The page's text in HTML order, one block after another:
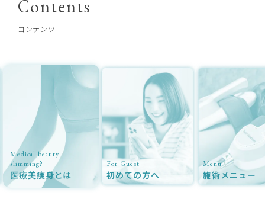
Contents
コンテンツ
Medical beauty
slimming?
医療美痩身とは
For Guest
初めての方へ
Menu
施術メニュー